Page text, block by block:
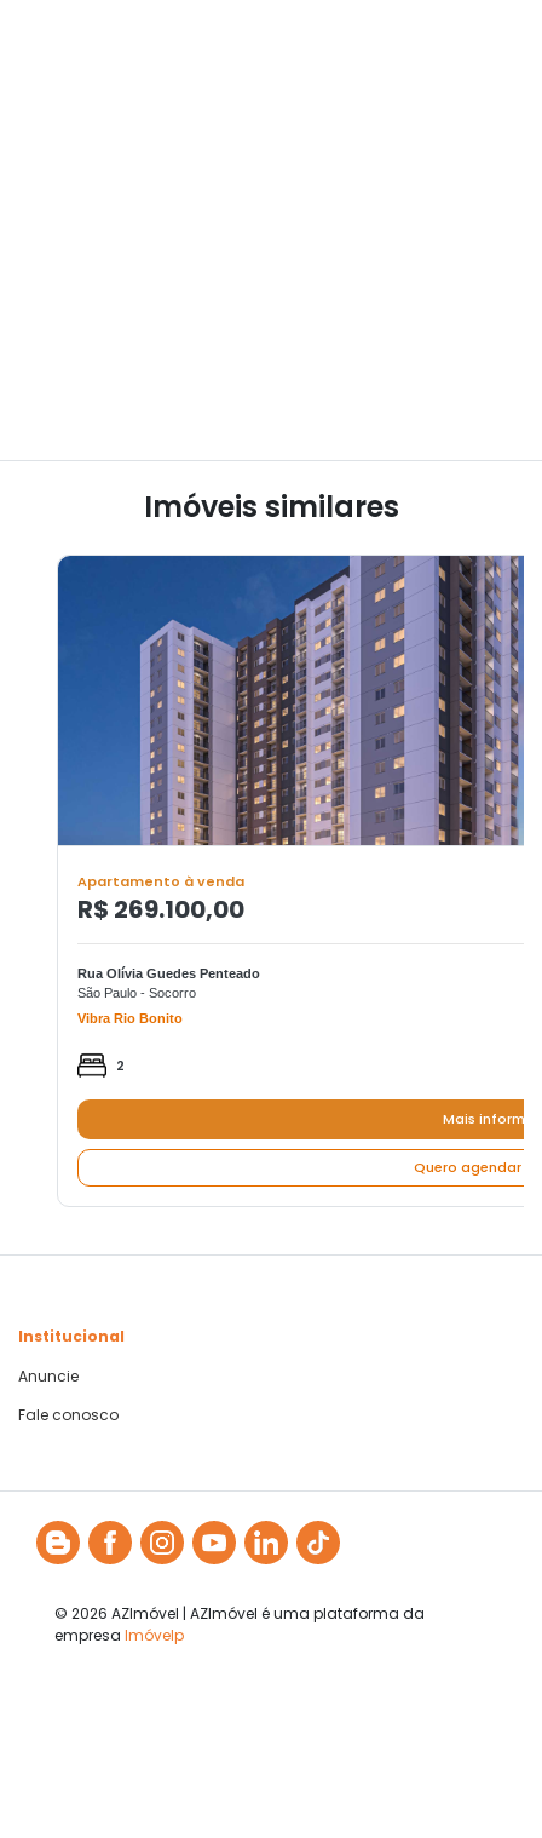
Imóveis similares
Apartamento à venda
R$ 269.100,00
Rua Olívia Guedes Penteado
São Paulo - Socorro
Vibra Rio Bonito
2
Mais
Quero agendar
Institucional
Anuncie
Fale conosco
© 2026 AZImóvel | AZImóvel é uma plataforma da
empresa Imóvelp